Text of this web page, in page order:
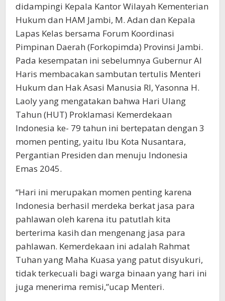
didampingi Kepala Kantor Wilayah Kementerian
Hukum dan HAM Jambi, M. Adan dan Kepala
Lapas Kelas bersama Forum Koordinasi
Pimpinan Daerah (Forkopimda) Provinsi Jambi.
Pada kesempatan ini sebelumnya Gubernur Al
Haris membacakan sambutan tertulis Menteri
Hukum dan Hak Asasi Manusia RI, Yasonna H.
Laoly yang mengatakan bahwa Hari Ulang
Tahun (HUT) Proklamasi Kemerdekaan
Indonesia ke- 79 tahun ini bertepatan dengan 3
momen penting, yaitu Ibu Kota Nusantara,
Pergantian Presiden dan menuju Indonesia
Emas 2045.
“Hari ini merupakan momen penting karena
Indonesia berhasil merdeka berkat jasa para
pahlawan oleh karena itu patutlah kita
berterima kasih dan mengenang jasa para
pahlawan. Kemerdekaan ini adalah Rahmat
Tuhan yang Maha Kuasa yang patut disyukuri,
tidak terkecuali bagi warga binaan yang hari ini
juga menerima remisi,”ucap Menteri.